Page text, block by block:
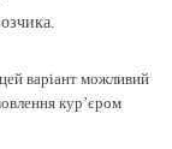
варіант можливий
кур’єром